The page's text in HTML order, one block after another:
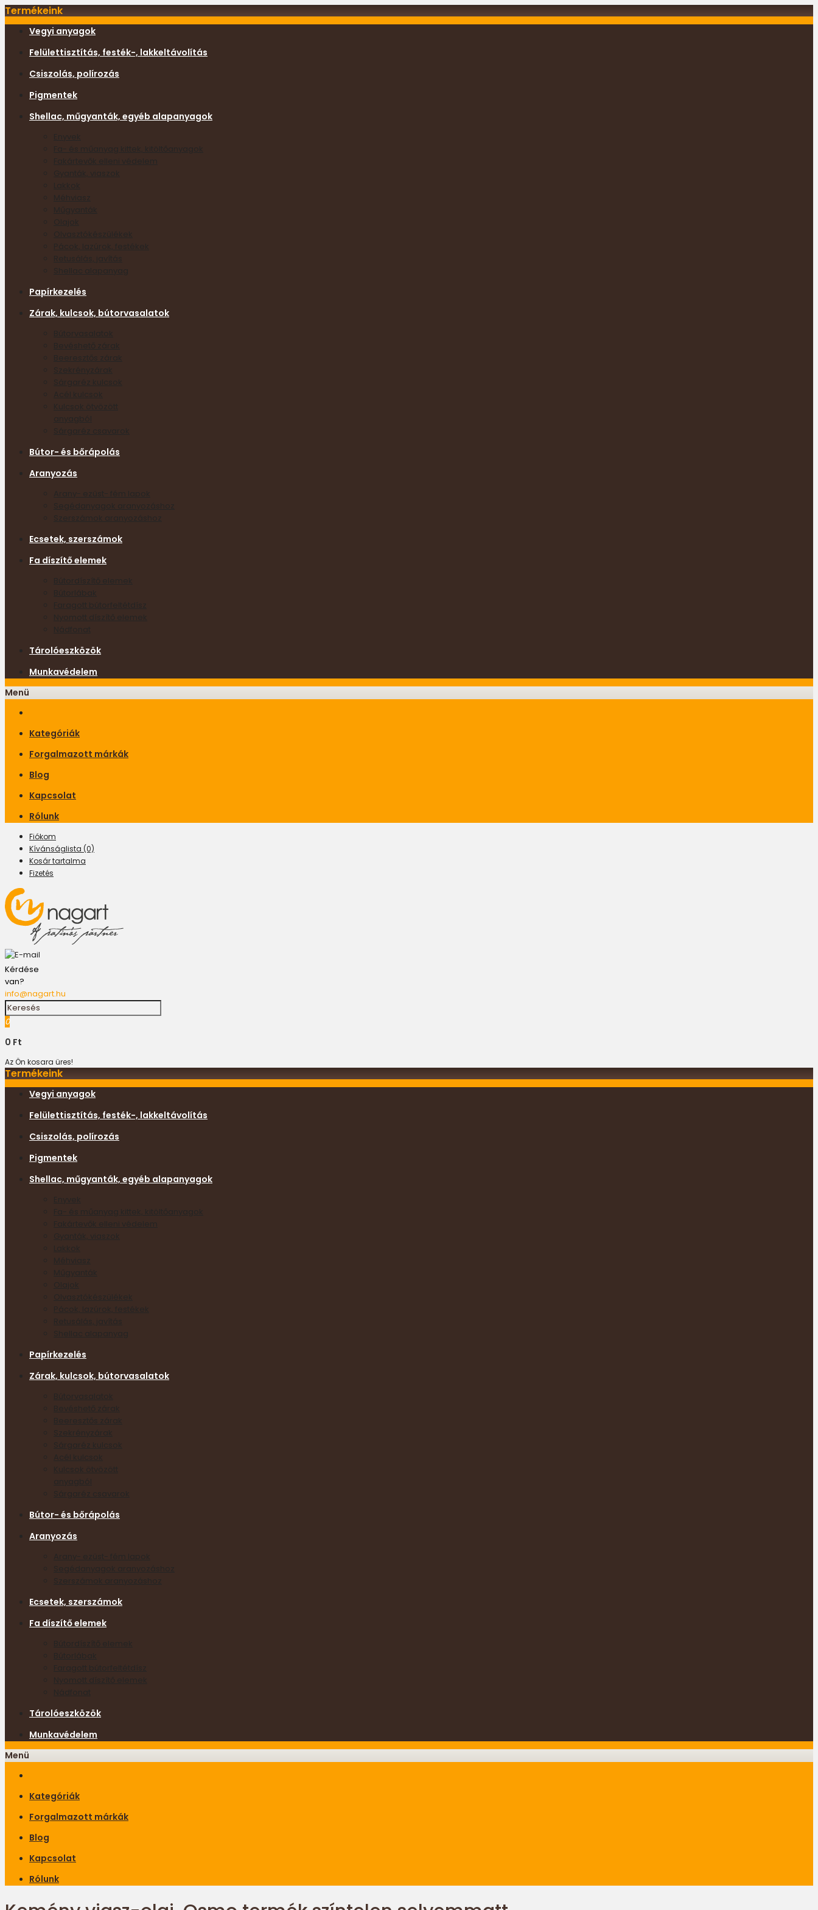
Termékeink
Vegyi anyagok
Felülettisztítás, festék-, lakkeltávolítás
Csiszolás, polírozás
Pigmentek
Shellac, műgyanták, egyéb alapanyagok
Enyvek
Fa- és műanyag kittek, kitöltőanyagok
Fakártevők elleni védelem
Gyanták, viaszok
Lakkok
Méhviasz
Műgyanták
Olajok
Olvasztókészülékek
Pácok, lazúrok, festékek
Retusálás, javítás
Papírkezelés
Zárak, kulcsok, bútorvasalatok
Bútorvasalatok
Bevéshető zárak
Beeresztős zárak
Szekrényzárak
Sárgaréz kulcsok
Acél kulcsok
Kulcsok ötvözött
Sárgaréz csavarok
Bútor- és bőrápolás
Aranyozás
Arany- ezüst- fém lapok
Segédanyagok aranyozáshoz
Szerszámok aranyozáshoz
Ecsetek, szerszámok
Fa díszítő elemek
Bútordíszítő elemek
Bútorlábak
Faragott bútorfeltétdísz
Nyomott díszítő elemek
Tárolóeszközök
Munkavédelem
Menü
Kategóriák
Forgalmazott márkák
Blog
Kapcsolat
Rólunk
Fiókom
Kívánságlista (0)
Kosár tartalma
Fizetés
Kérdése
van?
info@nagart.hu
0
0 Ft
Az Ön kosara üres!
Termékeink
Vegyi anyagok
Felülettisztítás, festék-, lakkeltávolítás
Csiszolás, polírozás
Pigmentek
Shellac, műgyanták, egyéb alapanyagok
Enyvek
Fa- és műanyag kittek, kitöltőanyagok
Fakártevők elleni védelem
Gyanták, viaszok
Lakkok
Méhviasz
Műgyanták
Olajok
Olvasztókészülékek
Pácok, lazúrok, festékek
Retusálás, javítás
Papírkezelés
Zárak, kulcsok, bútorvasalatok
Bútorvasalatok
Bevéshető zárak
Beeresztős zárak
Szekrényzárak
Sárgaréz kulcsok
Acél kulcsok
Kulcsok ötvözött
Sárgaréz csavarok
Bútor- és bőrápolás
Aranyozás
Arany- ezüst- fém lapok
Segédanyagok aranyozáshoz
Szerszámok aranyozáshoz
Ecsetek, szerszámok
Fa díszítő elemek
Bútordíszítő elemek
Bútorlábak
Faragott bútorfeltétdísz
Nyomott díszítő elemek
Tárolóeszközök
Munkavédelem
Menü
Kategóriák
Forgalmazott márkák
Blog
Kapcsolat
Rólunk